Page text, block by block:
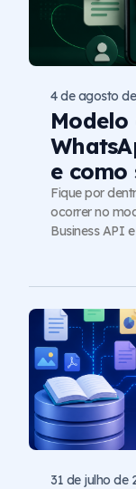
e como
4 de agosto
Fique por
ocorrer no
Business API
31 de julho de